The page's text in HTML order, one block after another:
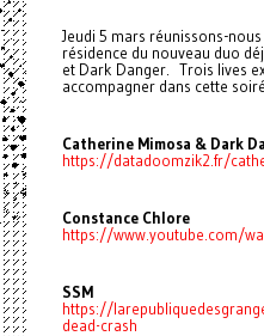
Jeudi 5 mars réunissons-
résidence du nouveau duo
et Dark Danger. Trois lives
accompagner dans cette
Catherine Mimosa & Dark
https://datadoomzik2.fr/
Constance Chlore
https://www.youtube.com/
SSM
https://
dead-crash